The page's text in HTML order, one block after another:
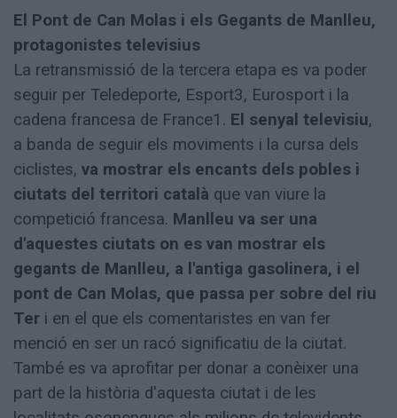
El Pont de Can Molas i els Gegants de Manlleu,
protagonistes televisius
La retransmissió de la tercera etapa es va poder
seguir per Teledeporte, Esport3, Eurosport i la
cadena francesa de France1. El senyal televisiu,
a banda de seguir els moviments i la cursa dels
ciclistes, va mostrar els encants dels pobles i
ciutats del territori català que van viure la
competició francesa. Manlleu va ser una
d'aquestes ciutats on es van mostrar els
gegants de Manlleu, a l'antiga gasolinera, i el
pont de Can Molas, que passa per sobre del riu
Ter i en el que els comentaristes en van fer
menció en ser un racó significatiu de la ciutat.
També es va aprofitar per donar a conèixer una
part de la història d'aquesta ciutat i de les